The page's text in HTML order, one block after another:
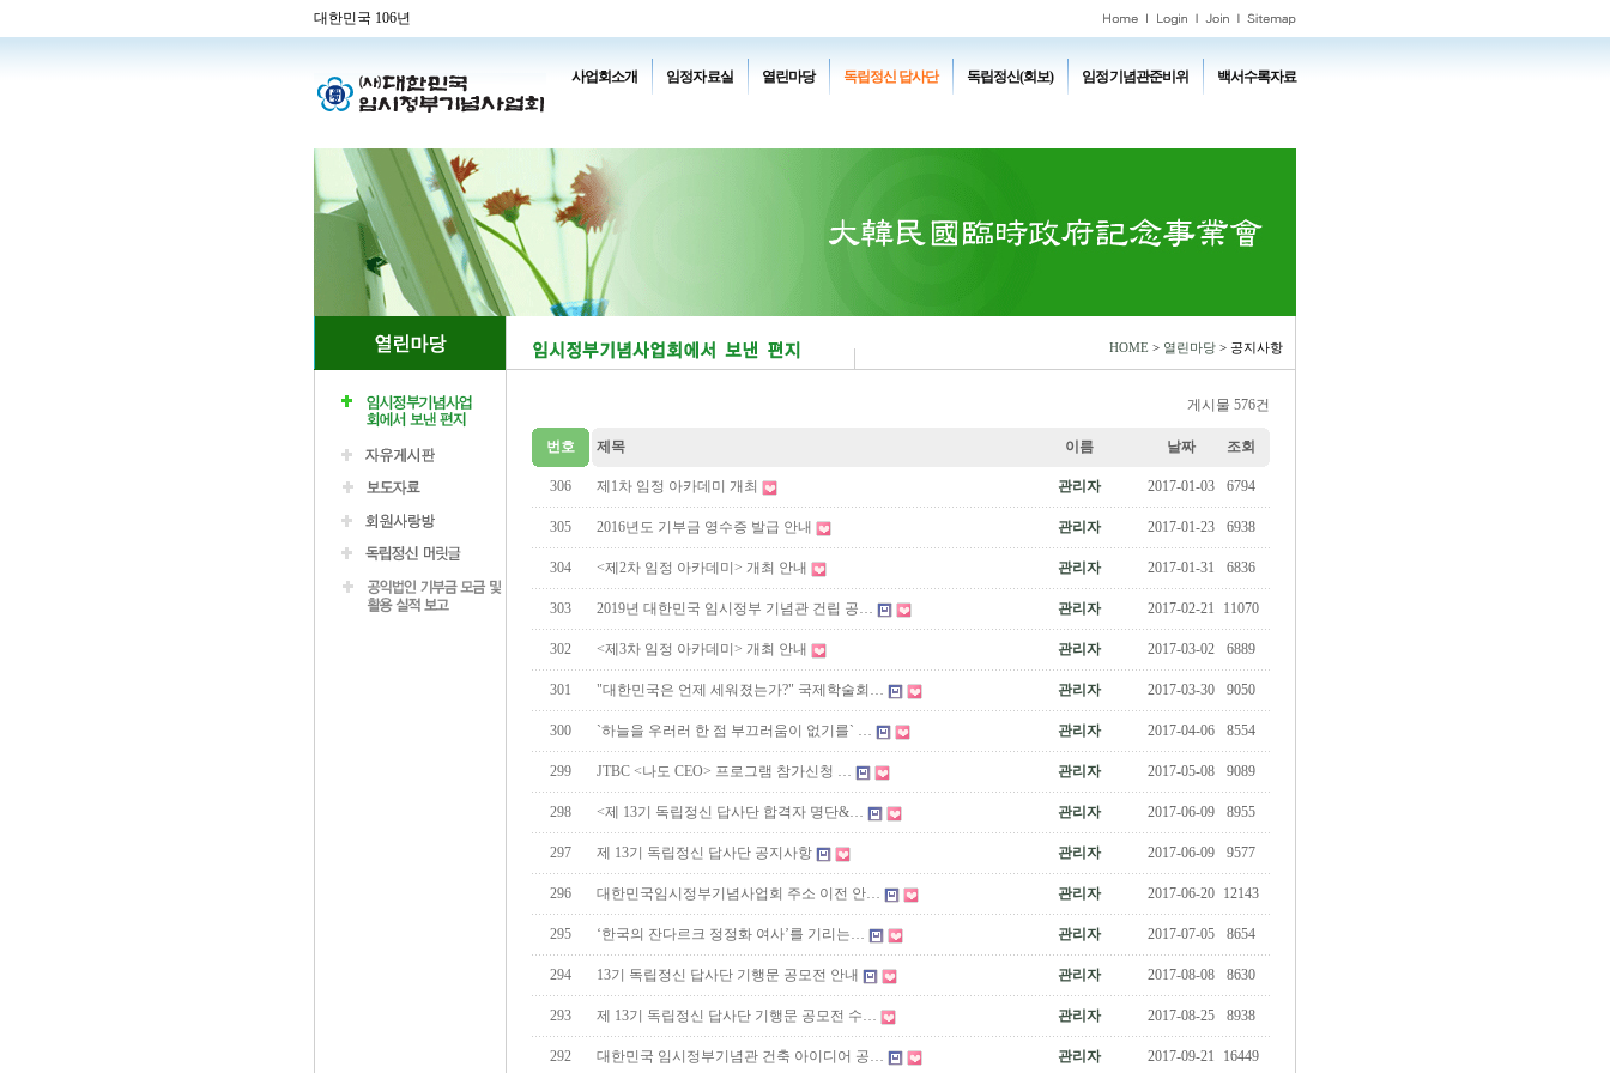
대한민국 106년
사업회소개 임정자료실 열린마당 독립정신 답사단 독립정신(회보) 임정기념관준비위 백서수록자료
HOME > 열린마당 > 공지사항
게시물 576건
번호 제목 이름 날짜 조회
306 제1차 임정 아카데미 개최 관리자 2017-01-03 6794
305 2016년도 기부금 영수증 발급 안내 관리자 2017-01-23 6938
304 <제2차 임정 아카데미> 개최 안내 관리자 2017-01-31 6836
303 2019년 대한민국 임시정부 기념관 건립 공… 관리자 2017-02-21 11070
302 <제3차 임정 아카데미> 개최 안내 관리자 2017-03-02 6889
301 "대한민국은 언제 세워졌는가?" 국제학술회… 관리자 2017-03-30 9050
300 `하늘을 우러러 한 점 부끄러움이 없기를` … 관리자 2017-04-06 8554
299 JTBC <나도 CEO> 프로그램 참가신청 … 관리자 2017-05-08 9089
298 <제 13기 독립정신 답사단 합격자 명단&… 관리자 2017-06-09 8955
297 제 13기 독립정신 답사단 공지사항 관리자 2017-06-09 9577
296 대한민국임시정부기념사업회 주소 이전 안… 관리자 2017-06-20 12143
295 ‘한국의 잔다르크 정정화 여사’를 기리는… 관리자 2017-07-05 8654
294 13기 독립정신 답사단 기행문 공모전 안내 관리자 2017-08-08 8630
293 제 13기 독립정신 답사단 기행문 공모전 수… 관리자 2017-08-25 8938
292 대한민국 임시정부기념관 건축 아이디어 공… 관리자 2017-09-21 16449